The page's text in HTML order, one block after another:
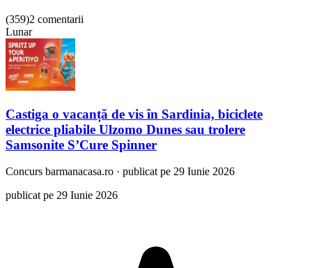
(359)2 comentarii
Lunar
Castiga o vacanță de vis în Sardinia, biciclete
electrice pliabile Ulzomo Dunes sau trolere
Samsonite S’Cure Spinner
Concurs barmanacasa.ro · publicat pe 29 Iunie 2026
publicat pe 29 Iunie 2026